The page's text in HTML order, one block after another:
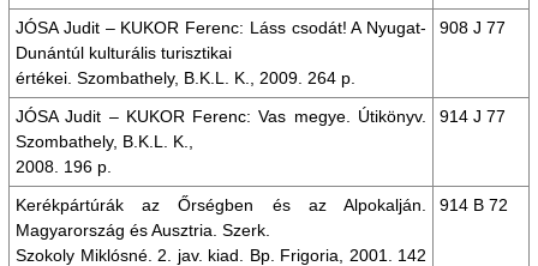
JÓSA Judit – KUKOR Ferenc: Láss csodát! A Nyugat-
Dunántúl kulturális turisztikai
értékei. Szombathely, B.K.L. K., 2009. 264 p.
908 J 77
JÓSA Judit – KUKOR Ferenc: Vas megye. Útikönyv.
Szombathely, B.K.L. K.,
2008. 196 p.
914 J 77
Kerékpártúrák az Őrségben és az Alpokalján.
Magyarország és Ausztria. Szerk.
Szokoly Miklósné. 2. jav. kiad. Bp. Frigoria, 2001. 142
914 B 72